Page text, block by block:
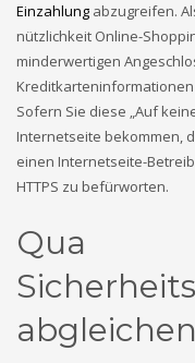
email to
SHOWROOM
Mon-Fri 9:00AM - 6:00AM
Sat - 9:00AM-5:00PM
Sundays by
Einzahlung abzugreifen.
nützlichkeit Online-
minderwertigen
Sofern Sie diese „Auf
Internetseite bekommen,
einen Internetseite-
HTTPS zu befürworten.
Qua
abgleichen